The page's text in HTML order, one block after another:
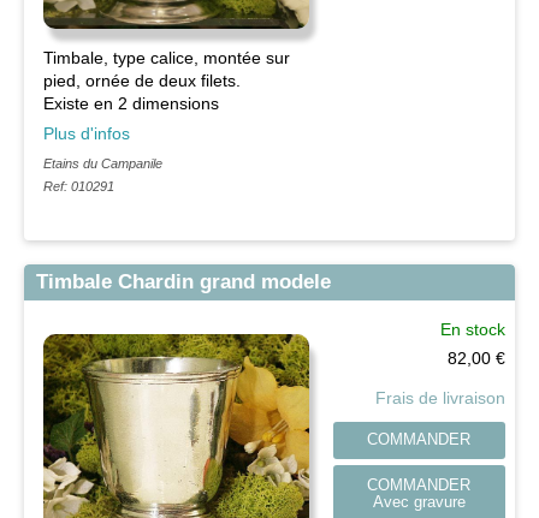
Timbale, type calice, montée sur
pied, ornée de deux filets.
Existe en 2 dimensions
Plus d'infos
Etains du Campanile
Ref: 010291
Timbale Chardin grand modele
En stock
82,00 €
Frais de livraison
COMMANDER
COMMANDER
Avec gravure